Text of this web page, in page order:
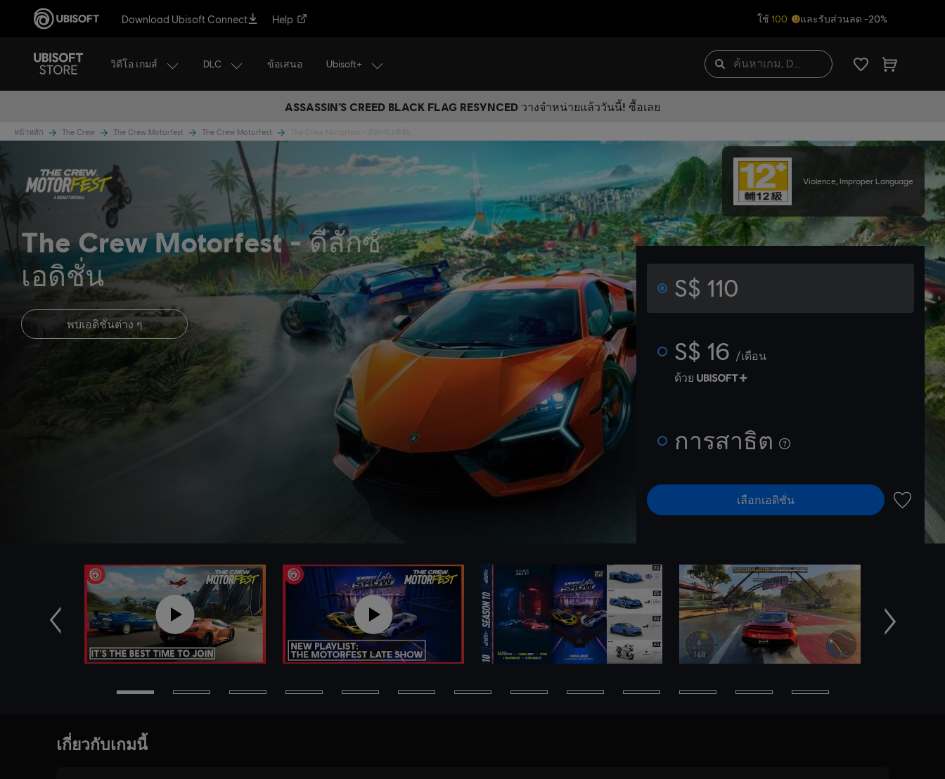
Download Ubisoft Connect Help ใช้ 100 และรับส่วนลด -20%
วิดีโอ เกมส์ DLC ข้อเสนอ Ubisoft+
ASSASSIN’S CREED BLACK FLAG RESYNCED วางจำหน่ายแล้ววันนี้! ซื้อเลย
หน้าหลัก The Crew The Crew Motorfest The Crew Motorfest
Violence, Improper Language
The Crew Motorfest
ดีลักซ์
เอดิชั่น
พบเอดิชั่นต่าง ๆ
S$ 110
S$ 16 /เดือน
ด้วย
การสาธิต
เลือกเอดิชั่น
เพิ่มไปยั
ก่อนหน้า ถัดไป